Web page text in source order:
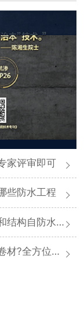
家评审即可
些防水工程
自防水差在哪
位对比分析